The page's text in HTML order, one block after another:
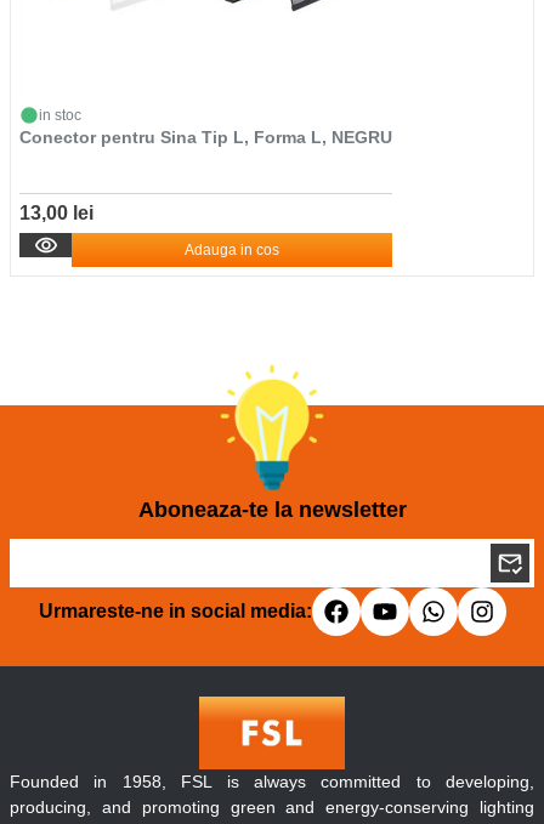
in stoc
Conector pentru Sina Tip L, Forma L, NEGRU
13,00 lei
Adauga in cos
Aboneaza-te la newsletter
Urmareste-ne in social media:
Founded in 1958, FSL is always committed to developing,
producing, and promoting green and energy-conserving lighting